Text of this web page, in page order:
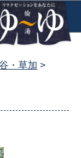
・草加